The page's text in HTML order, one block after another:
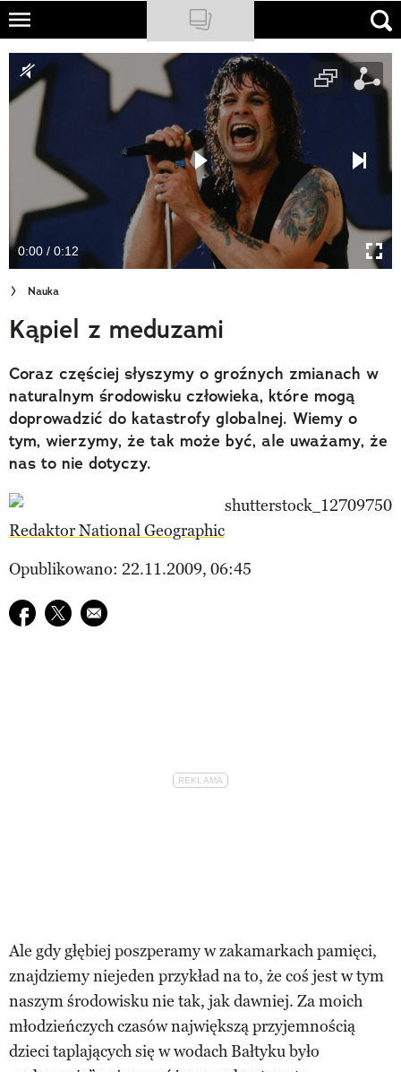
Skip
main
content
NATIONAL GEOGRAPHIC
TRAVELER
PODCASTY
Newsletter
Cuda Polski
Wielki Konkurs Fotograficzny
Trendbook Podróżniczy
Polecane
0:00 / 0:12
Nauka
Kąpiel z meduzami
Coraz częściej słyszymy o groźnych zmianach w
naturalnym środowisku człowieka, które mogą
doprowadzić do katastrofy globalnej. Wiemy o
tym, wierzymy, że tak może być, ale uważamy, że
nas to nie dotyczy.
Redaktor National Geographic
Opublikowano: 22.11.2009, 06:45
Udostępnij na facebook
Udostępnij na twitter
E-mail do przyjaciela
Ale gdy głębiej poszperamy w zakamarkach pamięci,
znajdziemy niejeden przykład na to, że coś jest w tym
naszym środowisku nie tak, jak dawniej. Za moich
młodzieńczych czasów największą przyjemnością
dzieci taplających się w wodach Bałtyku było